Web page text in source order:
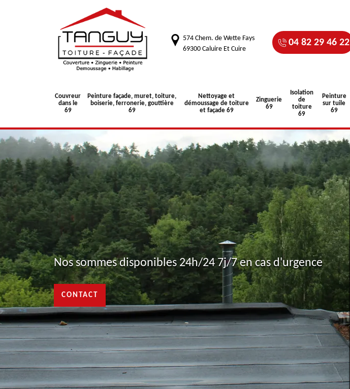
574 Chem. de Wette Fays
69300 Caluire Et Cuire
04 82 29 46 22
Couvreur
dans le
69
Peinture façade, muret, toiture,
boiserie, ferronerie, gouttière
69
Nettoyage et
démoussage de toiture
et façade 69
Zinguerie
69
Isolation
de
toiture
69
Peinture
sur tuile
69
Nos sommes disponibles 24h/24 7j/7 en cas d'urgence
CONTACT